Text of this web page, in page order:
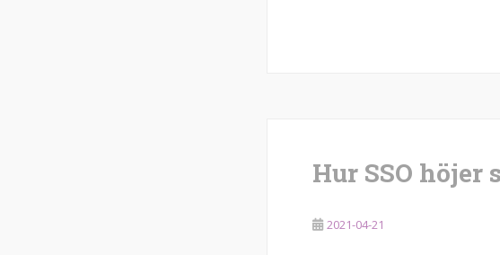
Hur SSO höjer
2021-04-21